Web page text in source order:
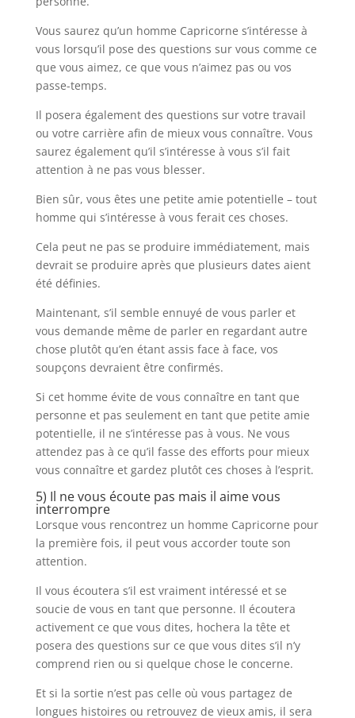
Vous saurez qu’un homme Capricorne s’intéresse à
vous lorsqu’il pose des questions sur vous comme ce
que vous aimez, ce que vous n’aimez pas ou vos
passe-temps.
Il posera également des questions sur votre travail
ou votre carrière afin de mieux vous connaître. Vous
saurez également qu’il s’intéresse à vous s’il fait
attention à ne pas vous blesser.
Bien sûr, vous êtes une petite amie potentielle – tout
homme qui s’intéresse à vous ferait ces choses.
Cela peut ne pas se produire immédiatement, mais
devrait se produire après que plusieurs dates aient
été définies.
Maintenant, s’il semble ennuyé de vous parler et
vous demande même de parler en regardant autre
chose plutôt qu’en étant assis face à face, vos
soupçons devraient être confirmés.
Si cet homme évite de vous connaître en tant que
personne et pas seulement en tant que petite amie
potentielle, il ne s’intéresse pas à vous. Ne vous
attendez pas à ce qu’il fasse des efforts pour mieux
vous connaître et gardez plutôt ces choses à l’esprit.
5) Il ne vous écoute pas mais il aime vous
interrompre
Lorsque vous rencontrez un homme Capricorne pour
la première fois, il peut vous accorder toute son
attention.
Il vous écoutera s’il est vraiment intéressé et se
soucie de vous en tant que personne. Il écoutera
activement ce que vous dites, hochera la tête et
posera des questions sur ce que vous dites s’il n’y
comprend rien ou si quelque chose le concerne.
Et si la sortie n’est pas celle où vous partagez de
longues histoires ou retrouvez de vieux amis, il sera